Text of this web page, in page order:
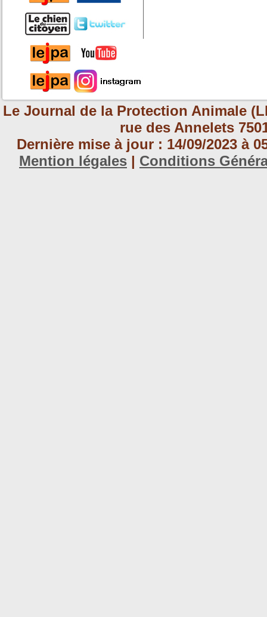
Le Journal de la Protection Animale
rue des Annelets
Dernière mise à jour : 14/09/2023 à
Mention légales | Conditions